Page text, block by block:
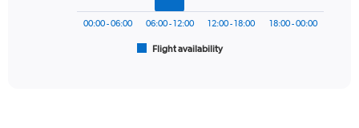
Flight availability
00:00 - 06:00 06:00 - 12:00 12:00 - 18:00 18:00 - 00:00